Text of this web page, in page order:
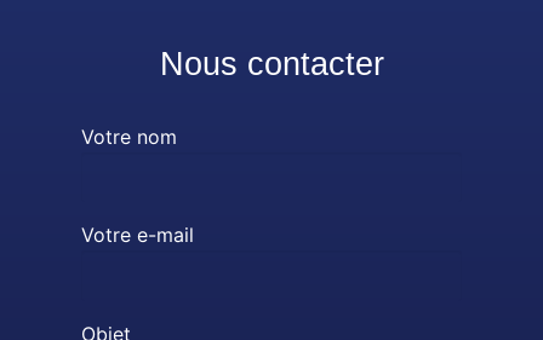
Nous contacter
Votre nom
Votre e-mail
Objet